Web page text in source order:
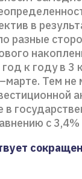
в
разные
к году в 3
Тем не
с 3,4%